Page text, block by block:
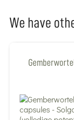
We have